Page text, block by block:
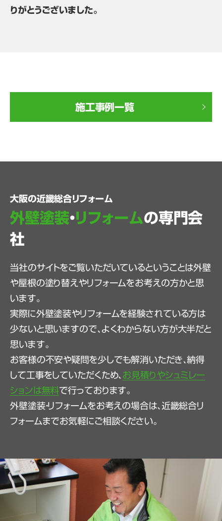
りがとうございました。
施工事例一覧
大阪の近畿総合リフォーム
外壁塗装・リフォームの専門会
社
当社のサイトをご覧いただいているということは外壁
や屋根の塗り替えやリフォームをお考えの方かと思
います。
実際に外壁塗装やリフォームを経験されている方は
少ないと思いますので、よくわからない方が大半だと
思います。
お客様の不安や疑問を少しでも解消いただき、納得
して工事をしていただくため、 お見積りやシュミレー
ションは無料で行っております。
外壁塗装・リフォームをお考えの場合は、近畿総合リ
フォームまでお気軽にご相談ください。